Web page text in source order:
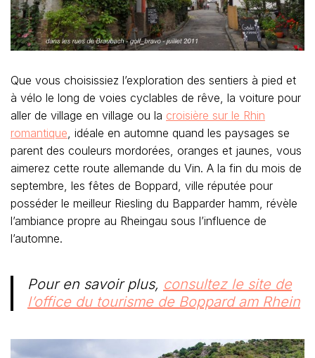
Que vous choisissiez l’exploration des sentiers à pied et
à vélo le long de voies cyclables de rêve, la voiture pour
aller de village en village ou la croisière sur le Rhin
romantique, idéale en automne quand les paysages se
parent des couleurs mordorées, oranges et jaunes, vous
aimerez cette route allemande du Vin. A la fin du mois de
septembre, les fêtes de Boppard, ville réputée pour
posséder le meilleur Riesling du Bapparder hamm, révèle
l’ambiance propre au Rheingau sous l’influence de
l’automne.
Pour en savoir plus, consultez le site de
l’office du tourisme de Boppard am Rhein